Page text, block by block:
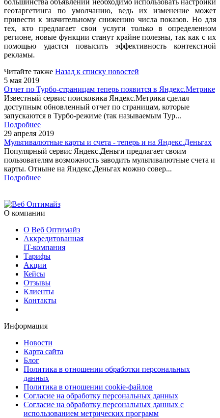
геотаргетинга по умолчанию, ведь их изменение может
привести к значительному снижению числа показов. Но для
тех, кто предлагает свои услуги только в определенном
регионе, новые функции станут крайне полезны, так как с их
помощью удастся повысить эффективность контекстной
рекламы.
Читайте также Назад к списку новостей
5 мая 2019
Отчет по Турбо-страницам теперь появится в Яндекс.Метрике
Известный сервис поисковика Яндекс.Метрика сделал
доступным обновленный отчет по страницам, которые
запускаются в Турбо-режиме (так называемым Тур...
Подробнее
29 апреля 2019
Мультивалютные карты и счета - теперь и на Яндекс.Деньгах
Популярный сервис Яндекс.Деньги предлагает своим
пользователям возможность заводить мультивалютные счета и
карты. Отныне на Яндекс.Деньгах можно совер...
Подробнее
О компании
О Веб Оптимайз
Аккредитованная
IT-компания
Тарифы
Акции
Кейсы
Отзывы
Клиенты
Контакты
Информация
Новости
Карта сайта
Блог
Политика в отношении обработки персональных
данных
Политика в отношении cookie-файлов
Согласие на обработку персональных данных
Согласие на обработку персональных данных с
использованием метрических программ